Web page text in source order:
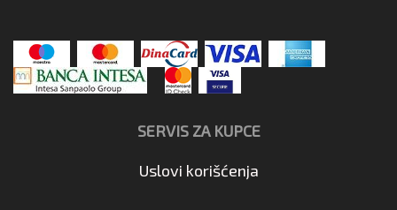
SERVIS ZA KUPCE
Uslovi korišćenja